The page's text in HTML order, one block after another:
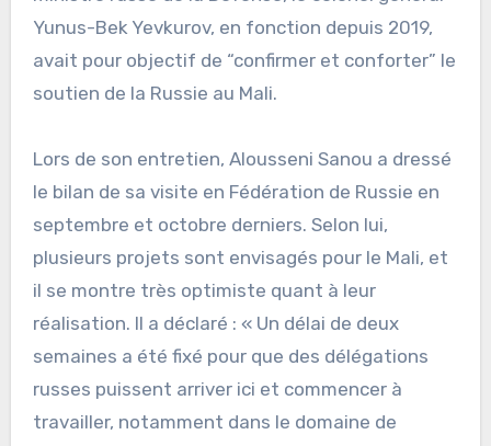
Yunus-Bek Yevkurov, en fonction depuis 2019,
avait pour objectif de “confirmer et conforter” le
soutien de la Russie au Mali.
Lors de son entretien, Alousseni Sanou a dressé
le bilan de sa visite en Fédération de Russie en
septembre et octobre derniers. Selon lui,
plusieurs projets sont envisagés pour le Mali, et
il se montre très optimiste quant à leur
réalisation. Il a déclaré : « Un délai de deux
semaines a été fixé pour que des délégations
russes puissent arriver ici et commencer à
travailler, notamment dans le domaine de